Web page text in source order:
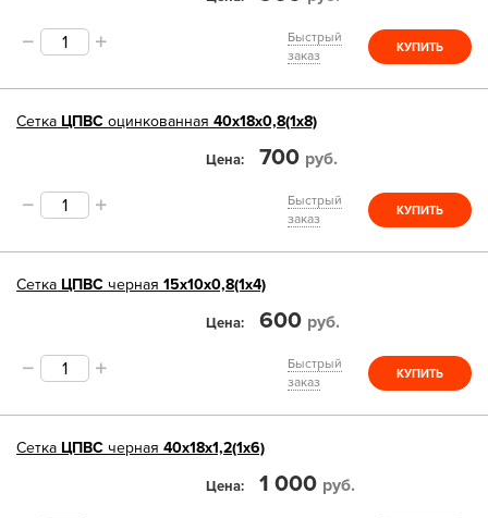
Быстрый
заказ
КУПИТЬ
Сетка ЦПВСоцинкованная 40х18х0,8(1х8)
Цена 700 руб.
Быстрый
заказ
КУПИТЬ
Сетка ЦПВС черная 15х10х0,8(1х4)
Цена 600 руб.
Быстрый
заказ
КУПИТЬ
Сетка ЦПВС черная 40х18х1,2(1х6)
Цена 1 000 руб.